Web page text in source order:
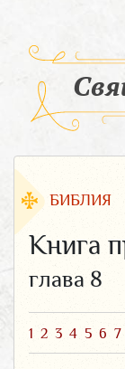
БИБЛИЯ
Книга
глава 8
1 2 3 4 5 6 7